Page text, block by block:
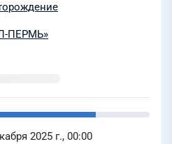
«Север»
грузов №2 (г. Ухта,
на объектах
Управления
ПЕРМЬ»
2025 г., 00:00